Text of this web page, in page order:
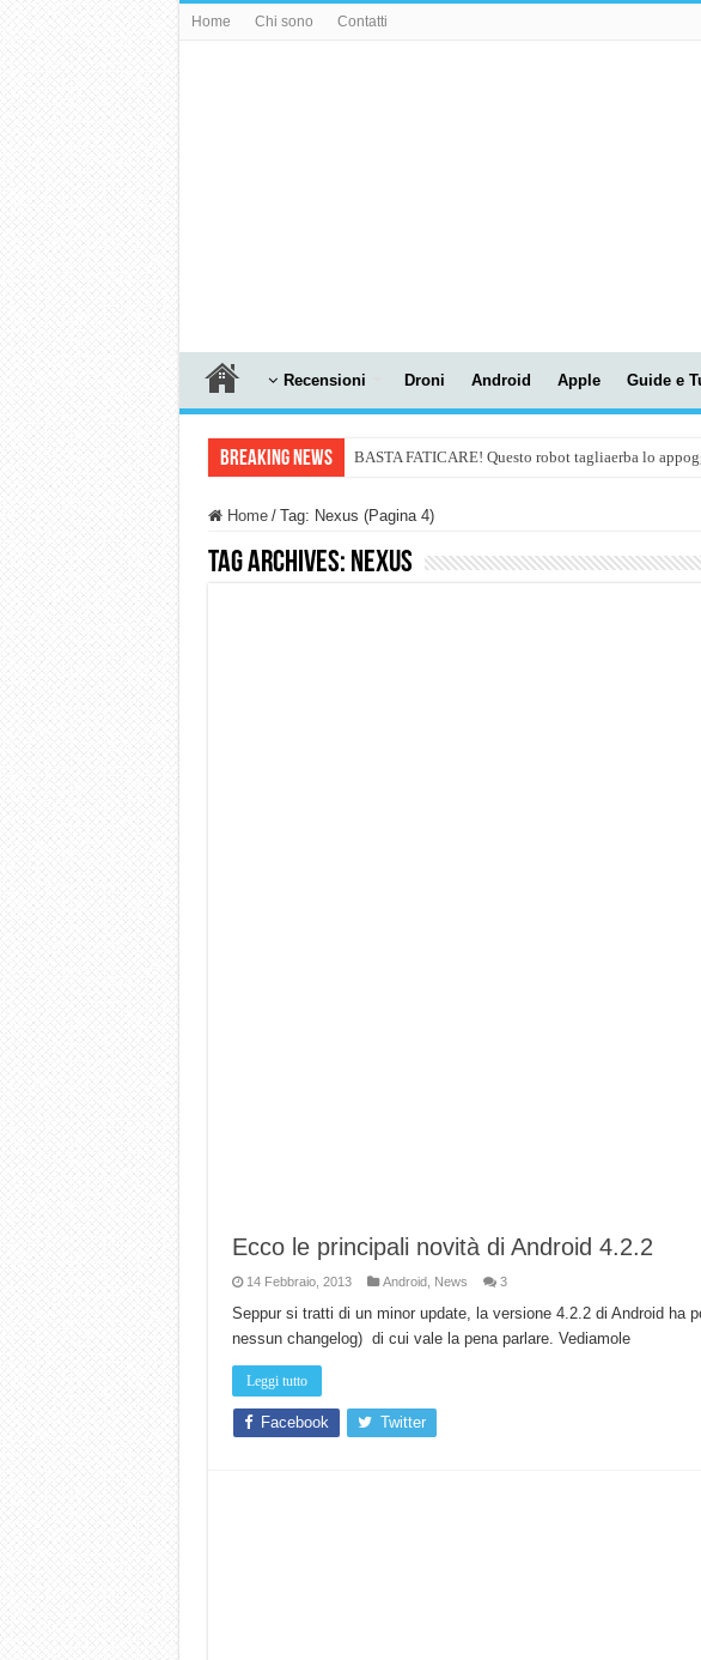
Home Chi sono Contatti
Recensioni Droni Android Apple Guide e
Breaking News BASTA FATICARE! Questo robot tagliaerba lo
Dashcam 70mai A810 Lite: Piccola, 4K e molto
Home / Tag: Nexus (Pagina 4)
Tag Archives: Nexus
Ecco le principali novità di Android 4.2.2
14 Febbraio, 2013 Android News 3
Seppur si tratti di un minor update, la versione 4.2.2 di Android ha
nessun changelog) di cui vale la pena parlare. Vediamole
Leggi tutto
Facebook Twitter